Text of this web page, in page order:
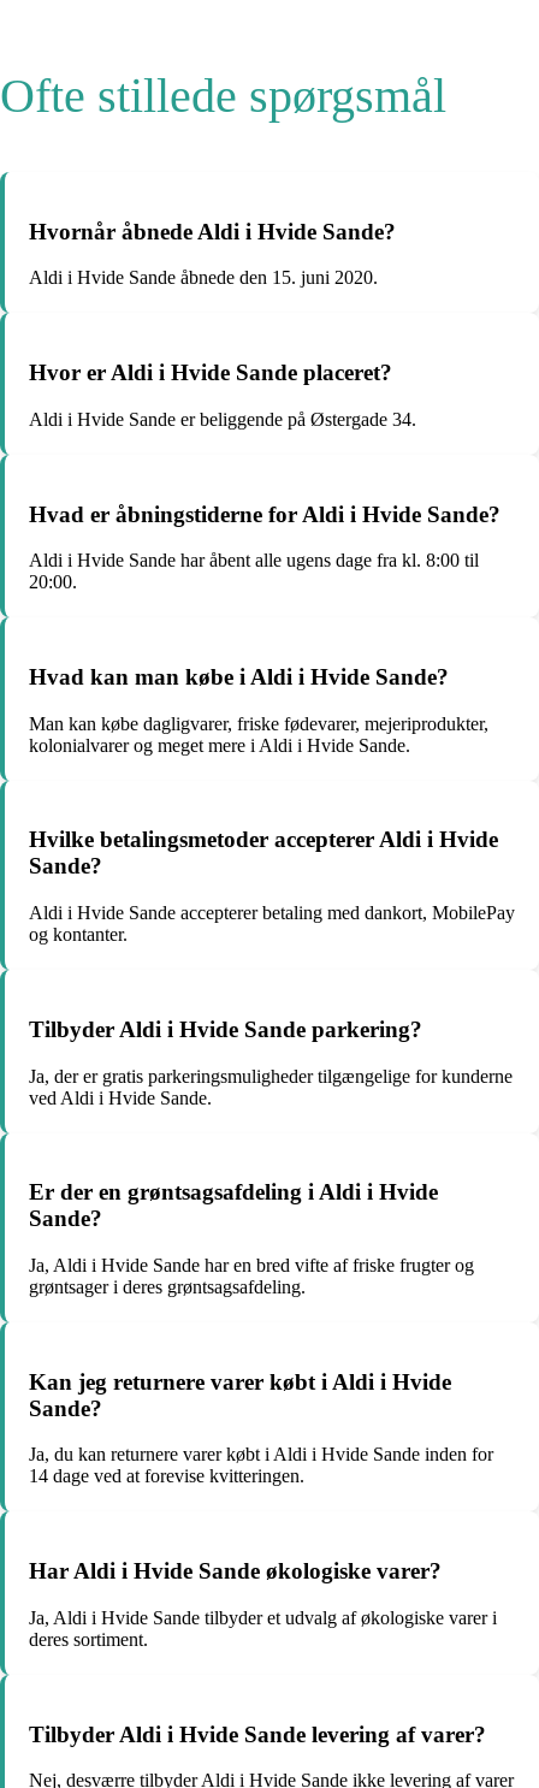
Ofte stillede spørgsmål
Hvornår åbnede Aldi i Hvide Sande?
Aldi i Hvide Sande åbnede den 15. juni 2020.
Hvor er Aldi i Hvide Sande placeret?
Aldi i Hvide Sande er beliggende på Østergade 34.
Hvad er åbningstiderne for Aldi i Hvide Sande?
Aldi i Hvide Sande har åbent alle ugens dage fra kl. 8:00 til
20:00.
Hvad kan man købe i Aldi i Hvide Sande?
Man kan købe dagligvarer, friske fødevarer, mejeriprodukter,
kolonialvarer og meget mere i Aldi i Hvide Sande.
Hvilke betalingsmetoder accepterer Aldi i Hvide
Sande?
Aldi i Hvide Sande accepterer betaling med dankort, MobilePay
og kontanter.
Tilbyder Aldi i Hvide Sande parkering?
Ja, der er gratis parkeringsmuligheder tilgængelige for kunderne
ved Aldi i Hvide Sande.
Er der en grøntsagsafdeling i Aldi i Hvide
Sande?
Ja, Aldi i Hvide Sande har en bred vifte af friske frugter og
grøntsager i deres grøntsagsafdeling.
Kan jeg returnere varer købt i Aldi i Hvide
Sande?
Ja, du kan returnere varer købt i Aldi i Hvide Sande inden for
14 dage ved at forevise kvitteringen.
Har Aldi i Hvide Sande økologiske varer?
Ja, Aldi i Hvide Sande tilbyder et udvalg af økologiske varer i
deres sortiment.
Tilbyder Aldi i Hvide Sande levering af varer?
Nej, desværre tilbyder Aldi i Hvide Sande ikke levering af varer